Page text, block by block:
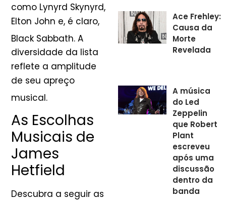
como Lynyrd Skynyrd,
Elton John e, é claro,
Black Sabbath. A
diversidade da lista
reflete a amplitude
de seu apreço
musical.
As Escolhas
Musicais de
James
Hetfield
Descubra a seguir as
Ace Frehley:
Causa da
Morte
Revelada
A música
do Led
Zeppelin
que Robert
Plant
escreveu
após uma
discussão
dentro da
banda